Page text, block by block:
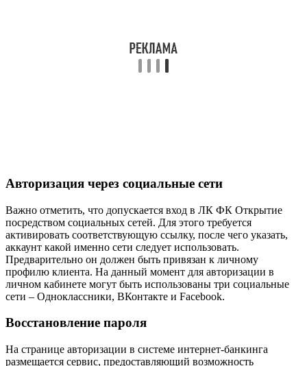
Авторизация через социальные сети
Важно отметить, что допускается вход в ЛК ФК Открытие
посредством социальных сетей. Для этого требуется
активировать соответствующую ссылку, после чего указать,
аккаунт какой именно сети следует использовать.
Предварительно он должен быть привязан к личному
профилю клиента. На данный момент для авторизации в
личном кабинете могут быть использованы три социальные
сети – Одноклассники, ВКонтакте и Facebook.
Восстановление пароля
На странице авторизации в системе интернет-банкинга
размещается сервис, предоставляющий возможность